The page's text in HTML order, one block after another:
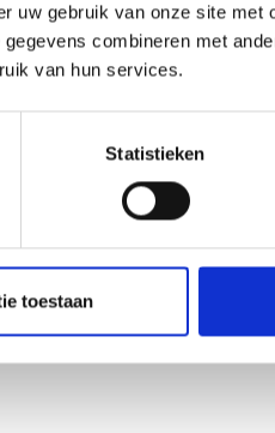
uw gebruik van onze site met
combineren met
van hun services.
Statistieken
toestaan